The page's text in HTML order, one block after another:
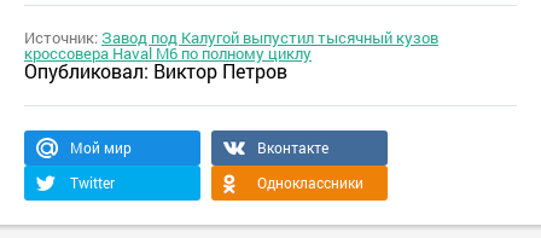
Источник:Завод под Калугой выпустил тысячный кузов
кроссовера Haval M6 по полному циклу
Опубликовал: Виктор Петров
Мой мир
Вконтакте
Twitter
Одноклассники